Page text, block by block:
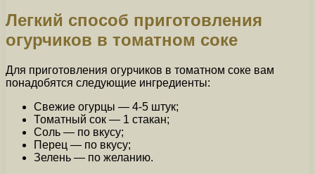
Легкий способ приготовления
огурчиков в томатном соке
Для приготовления огурчиков в томатном соке вам
понадобятся следующие ингредиенты:
Свежие огурцы — 4-5 штук;
Томатный сок — 1 стакан;
Соль — по вкусу;
Перец — по вкусу;
Зелень — по желанию.